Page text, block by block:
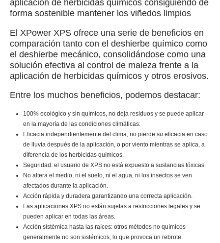
aplicación de herbicidas químicos consiguiendo de
forma sostenible mantener los viñedos limpios
El XPower XPS ofrece una serie de beneficios en
comparación tanto con el deshierbe químico como
el deshierbe mecánico, consolidándose como una
solución efectiva al control de maleza frente a la
aplicación de herbicidas químicos y otros erosivos.
Entre los muchos beneficios, podemos destacar:
100% ecológico y sin químicos, no deja residuos y se puede aplicar
en la mayoría de las condiciones climáticas.
Eficacia independientemente del clima, no pierde su eficacia en caso
de lluvia después de la aplicación, o por viento mientras se aplica, a
diferencia de los herbicidas químicos.
Seguridad: el usuario de XPS no está expuesto a sustancias tóxicas.
No altera el medio, ni el suelo, ni el agua, ni los insectos se ven
afectados durante la aplicación.
Acción rápida y duradera garantizando una correcta aplicación.
Las aplicaciones XPS no están sujetas a restricciones legales y se
pueden aplicar en todas las áreas.
Acción sistémica hasta las raíces: otros métodos no químicos
generalmente no son sistémicos, lo que provoca un rebrote.